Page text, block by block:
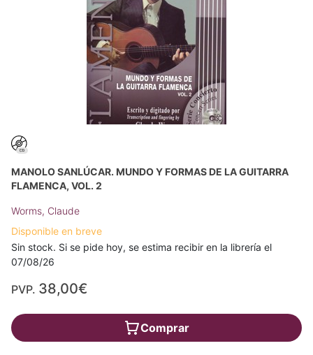
MANOLO SANLÚCAR. MUNDO Y FORMAS DE LA GUITARRA
FLAMENCA, VOL. 2
Worms, Claude
Disponible en breve
Sin stock. Si se pide hoy, se estima recibir en la librería el
07/08/26
PVP. 38,00€
Comprar